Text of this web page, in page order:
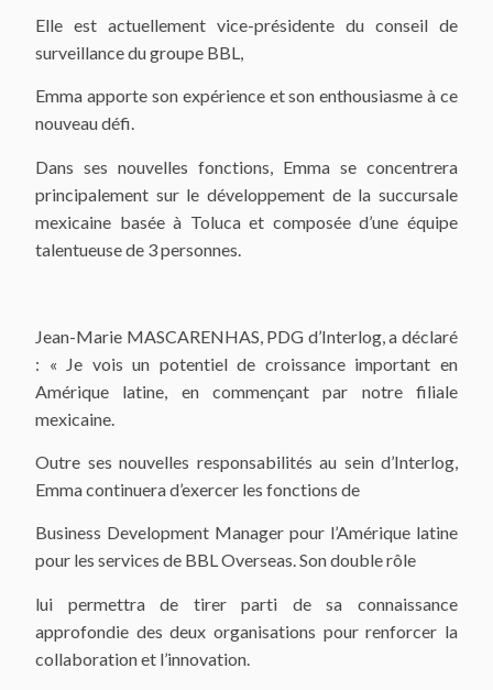
Elle est actuellement vice-présidente du conseil de
surveillance du groupe BBL,
Emma apporte son expérience et son enthousiasme à ce
nouveau défi.
Dans ses nouvelles fonctions, Emma se concentrera
principalement sur le développement de la succursale
mexicaine basée à Toluca et composée d’une équipe
talentueuse de 3 personnes.
Jean-Marie MASCARENHAS, PDG d’Interlog, a déclaré
: « Je vois un potentiel de croissance important en
Amérique latine, en commençant par notre filiale
mexicaine.
Outre ses nouvelles responsabilités au sein d’Interlog,
Emma continuera d’exercer les fonctions de
Business Development Manager pour l’Amérique latine
pour les services de BBL Overseas. Son double rôle
lui permettra de tirer parti de sa connaissance
approfondie des deux organisations pour renforcer la
collaboration et l’innovation.